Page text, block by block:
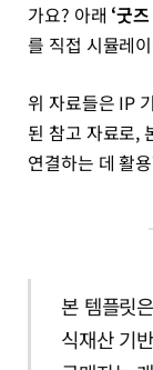
가요? 아래 ‘굿
를 직접 시뮬레
위 자료들은 IP
된 참고 자료로,
연결하는 데 활
본 템플릿
식재산 기